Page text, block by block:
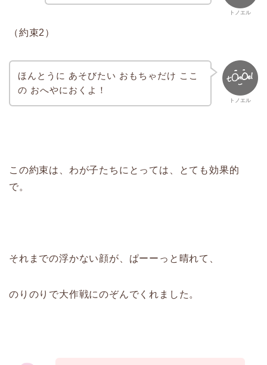
トノエル
（約束2）
トノエル
ほんとうに あそびたい おもちゃだけ ここ
の おへやにおくよ！
この約束は、わが子たちにとっては、とても効果的
で。
それまでの浮かない顔が、ぱーーっと晴れて、
のりのりで大作戦にのぞんでくれました。